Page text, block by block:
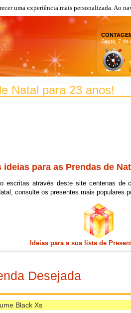
uma experiência mais personalizada. Ao
Sexta, 7 de
Natal para 23 anos!
ideias para as Prendas de
escritas através deste site centenas
consulte os presentes mais populares
Ideias para a sua lista de
Desejada
Mesa De Dj
De Som
Telecomandado
Black Xs